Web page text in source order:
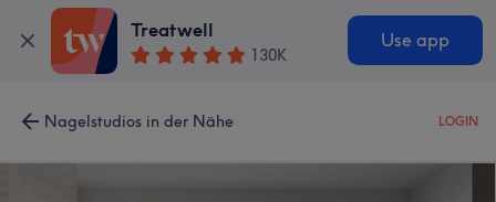
Treatwell
130K
Use app
Nagelstudios in der Nähe LOGIN